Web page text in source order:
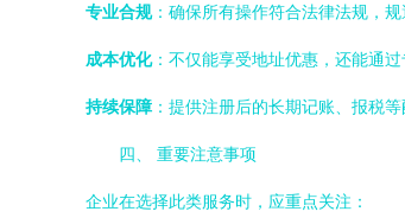
专业合规：确保所有操作符合法律法规，规
成本优化：不仅能享受地址优惠，还能通
持续保障 ：提供注册后的长期记账、报税
四、 重要注意事项
企业在选择此类服务时，应重点关注：